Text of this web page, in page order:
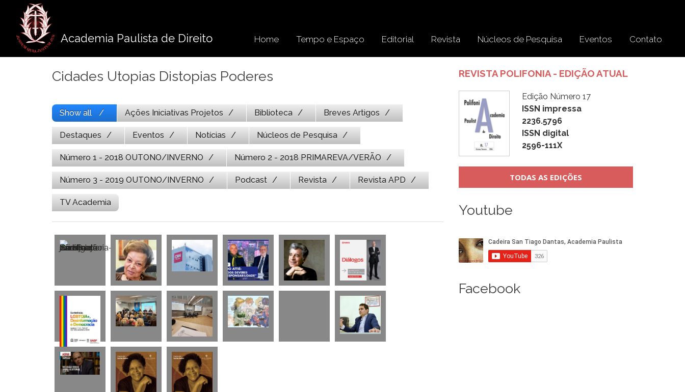
conteúdo
Academia Paulista de Direito Home Tempo e Espaço Editorial Revista Núcleos de Pesquisa Eventos Contato
Cidades Utopias Distopias Poderes
Show all Ações Iniciativas Projetos Biblioteca Breves Artigos
Destaques Eventos Notícias Núcleos de Pesquisa
Número 1 - 2018 OUTONO/INVERNO Número 2 - 2018 PRIMAREVA/VERÃO
Número 3 - 2019 OUTONO/INVERNO Podcast Revista Revista APD
TV Academia
REVISTA POLIFONIA - EDIÇÃO ATUAL
Edição Número 17
ISSN impressa
2236.5796
ISSN digital
2596-111X
TODAS AS EDIÇÕES
Youtube
Facebook